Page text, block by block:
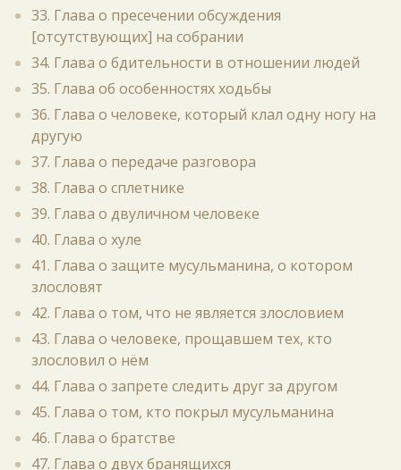
33. Глава о пресечении обсуждения
[отсутствующих] на собрании
34. Глава о бдительности в отношении людей
35. Глава об особенностях ходьбы
36. Глава о человеке, который клал одну ногу на
другую
37. Глава о передаче разговора
38. Глава о сплетнике
39. Глава о двуличном человеке
40. Глава о хуле
41. Глава о защите мусульманина, о котором
злословят
42. Глава о том, что не является злословием
43. Глава о человеке, прощавшем тех, кто
злословил о нём
44. Глава о запрете следить друг за другом
45. Глава о том, кто покрыл мусульманина
46. Глава о братстве
47. Глава о двух бранящихся